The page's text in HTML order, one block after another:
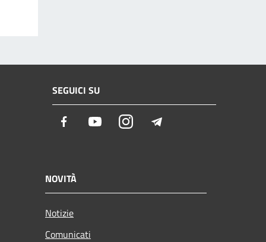
SEGUICI SU
Facebook YoutubeInstagram
NOVITÀ
Notizie
Comunicati